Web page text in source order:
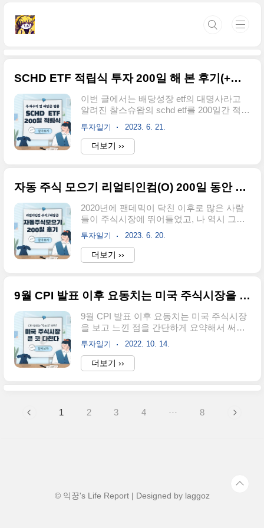
SCHD ETF 적립식 투자 200일 해 본 후기(+수익 배당금)
이번 글에서는 배당성장 etf의 대명사라고
알려진 찰스슈왑의 schd etf를 200일간 적립
식 매수한 후기 및 수익과 배당금에 대해 알
아보도록 하겠다. 아마 주식을 하는 사람이
라면 '복리의 마법'이라는 단어를 한 번쯤은
들어봤을 거라 생각한다. 적은 돈을 투자했
돌아온다는 것이다. 복리의 마법 72의 법칙
etf를 찾다가 찰스슈왑의 schd etf를 선택하
게 되었다. 해당 etf에 투자를 고려한 이유는
아래의 글에 써두었으니 궁금하다면 아래
글도 읽어보기를 추천한다. SCHD ETF 배
당과 성장 모두 얻는 방법 📌함께 읽어보면
투자일기 2023. 6. 21.
더보기 ››
자동 주식 모으기 리얼티인컴(O) 200일 동안 매수한 후기(+수익 배당금)
2020년에 팬데믹이 닥친 이후로 많은 사람
들이 주식시장에 뛰어들었고, 나 역시 그중
에 하나였다. 처음부터 난 소심하고 조금만
가격이 움직여도 흔들릴 것을 스스로 너무
도 잘 알았기 때문에 토스증권에서 제공하
는 자동 주식 모으기 기능을 통한 적립식 투
알지 못했기 때문에 매 달 asml이라는 기업
ASML 주가 하락에도 매수하는 3가지 이유
처음 매수할 당시 가격이 370달러 선이었던
걸로 기억하는데 그걸로 수익을 꽤 내고, 나
에게는 적립식 투자가 어울리는 것 같다는
생각을 했다.(아직까지도 매수 및 보유 중)
투자일기 2023. 6. 20.
더보기 ››
9월 CPI 발표 이후 요동치는 미국 주식시장을 보고 느낀 점
9월 CPI 발표 이후 요동치는 미국 주식시장
을 보고 느낀 점을 간단하게 요약해서 써보
고자 한다. 많은 사람들이 이번 9월 CPI 예
상치를 보면서 예상치를 상회할 것이라는
전망을 내놓았다. 그래서 많은 사람들이 주
가의 추가 하락을 예상했다. 이미 발표 2시
락에 베팅하고 수익을 내고 있었기에 원웨
로 주식 차트는 '폭락'이라고 불러도 될 정도
로 엄청난 추락을 하고 있었다. 특히..
투자일기 2022. 10. 14.
더보기 ››
1 2 3 4 ··· 8
© 익꿍's Life Report | Designed by laggoz